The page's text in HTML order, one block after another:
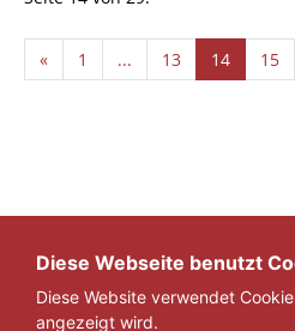
« 1 ... 13 14 15
Diese Webseite benutzt
Diese Website verwendet
angezeigt wird.